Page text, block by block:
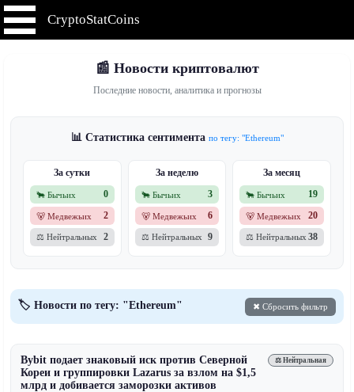
CryptoStatCoins
📰 Новости криптовалют
Последние новости, аналитика и прогнозы
📊 Статистика сентимента по тегу: "Ethereum"
За сутки
🐂 Бычьих 0
🐻 Медвежьих 2
⚖️ Нейтральных 2
За неделю
🐂 Бычьих 3
🐻 Медвежьих 6
⚖️ Нейтральных 9
За месяц
🐂 Бычьих 19
🐻 Медвежьих 20
⚖️ Нейтральных 38
🏷️ Новости по тегу: "Ethereum" ✖ Сбросить фильтр
⚖️ Нейтральная
Bybit подает знаковый иск против Северной
Кореи и группировки Lazarus за взлом на $1,5
млрд и добивается заморозки активов